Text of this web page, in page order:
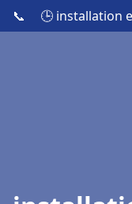
📞 🕒 installation